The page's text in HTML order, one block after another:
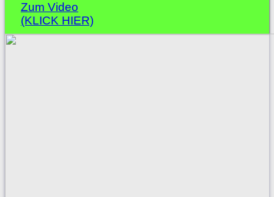
Zum Video
(KLICK HIER)